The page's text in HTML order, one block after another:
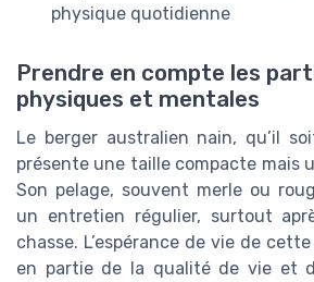
physique quotidienne
Prendre en compte les
physiques et mentales
Le berger australien nain, qu’il
présente une taille compacte mais
Son pelage, souvent merle ou
un entretien régulier, surtout
chasse. L’espérance de vie de
en partie de la qualité de vie et